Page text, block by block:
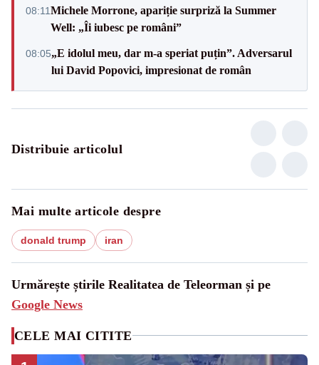
08:11Michele Morrone, apariție surpriză la Summer
Well: „Îi iubesc pe români”
08:05„E idolul meu, dar m-a speriat puțin”. Adversarul
lui David Popovici, impresionat de român
Distribuie articolul
Mai multe articole despre
donald trump iran
Urmărește știrile Realitatea de Teleorman și pe
Google News
CELE MAI CITITE